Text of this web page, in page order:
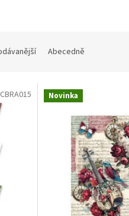
Abecedně
CBRA015 Novinka